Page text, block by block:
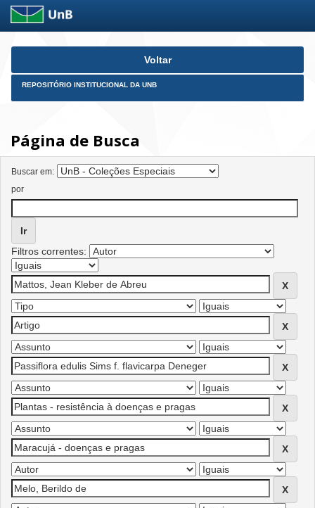
Skip
Voltar
REPOSITÓRIO INSTITUCIONAL DA UNB
Página de Busca
Buscar em:
por
Filtros correntes: